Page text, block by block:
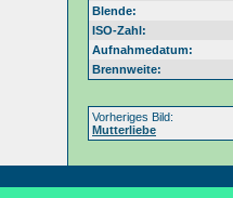
Blende:
ISO-Zahl:
Aufnahmedatum:
Brennweite:
Vorheriges Bild:
Mutterliebe